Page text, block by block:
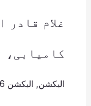
غلام
کامیابی،
الیکشن الیکشن 2026